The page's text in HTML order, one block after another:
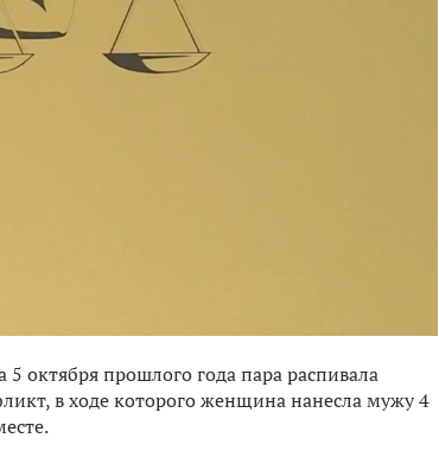
октября прошлого года пара распивала
в ходе которого женщина нанесла мужу 4